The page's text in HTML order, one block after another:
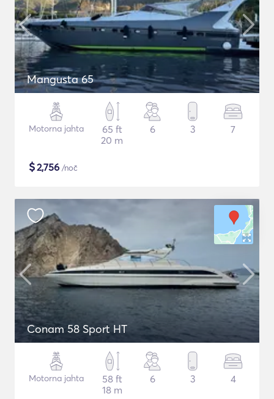
Mangusta 65
Motorna jahta
65 ft
20 m
6 3 7
$2,756 /noč
Conam 58 Sport HT
Motorna jahta
58 ft
18 m
6 3 4